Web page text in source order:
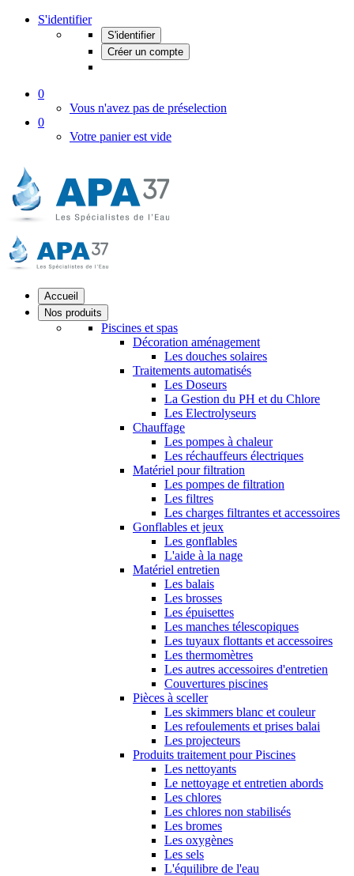
S'identifier
S'identifier
Créer un compte
0
Vous n'avez pas de préselection
0
Votre panier est vide
Accueil
Nos produits
Piscines et spas
Décoration aménagement
Les douches solaires
Traitements automatisés
Les Doseurs
La Gestion du PH et du Chlore
Les Electrolyseurs
Chauffage
Les pompes à chaleur
Les réchauffeurs électriques
Matériel pour filtration
Les pompes de filtration
Les filtres
Les charges filtrantes et accessoires
Gonflables et jeux
Les gonflables
L'aide à la nage
Matériel entretien
Les balais
Les brosses
Les épuisettes
Les manches télescopiques
Les tuyaux flottants et accessoires
Les thermomètres
Les autres accessoires d'entretien
Couvertures piscines
Pièces à sceller
Les skimmers blanc et couleur
Les refoulements et prises balai
Les projecteurs
Produits traitement pour Piscines
Les nettoyants
Le nettoyage et entretien abords
Les chlores
Les chlores non stabilisés
Les bromes
Les oxygènes
Les sels
L'équilibre de l'eau